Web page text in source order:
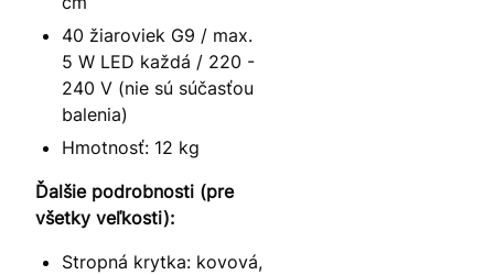
40 žiaroviek G9 / max.
5 W LED každá / 220 -
240 V (nie sú súčasťou
balenia)
Hmotnosť: 12 kg
Ďalšie podrobnosti (pre
všetky veľkosti):
Stropná krytka: kovová,